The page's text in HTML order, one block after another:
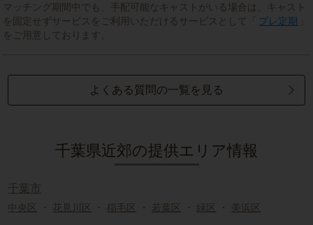
マッチング期間中でも、手配可能なキャストがいる場合は、キャスト
を固定せずサービスをご利用いただけるサービスとして「
プレ定期
をご用意しております。
よくある質問の一覧を見る
千葉県近郊の提供エリア情報
千葉市
中央区 ・ 花見川区 ・ 稲毛区 ・ 若葉区 ・ 緑区 ・ 美浜区